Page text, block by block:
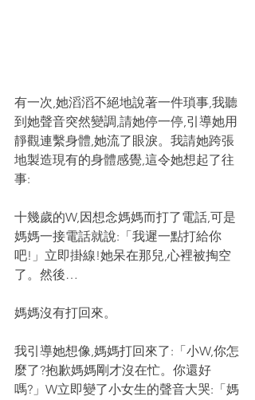
有一次,她滔滔不絕地說著一件瑣事,我聽
到她聲音突然變調,請她停一停,引導她用
靜觀連繫身體,她流了眼淚。我請她跨張
地製造現有的身體感覺,這令她想起了往
事:
十幾歲的W,因想念媽媽而打了電話,可是
媽媽一接電話就說:「我遲一點打給你
吧!」立即掛線!她呆在那兒,心裡被掏空
了。然後…
媽媽沒有打回來。
我引導她想像,媽媽打回來了:「小W,你怎
麼了?抱歉媽媽剛才沒在忙。你還好
嗎?」W立即變了小女生的聲音大哭:「媽